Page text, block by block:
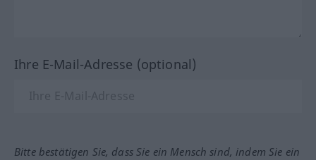
Ihre E-Mail-Adresse (optional)
Bitte bestätigen Sie, dass Sie ein Mensch sind, indem Sie ein